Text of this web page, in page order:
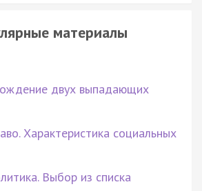
материалы
двух выпадающих
Характеристика социальных
Выбор из списка